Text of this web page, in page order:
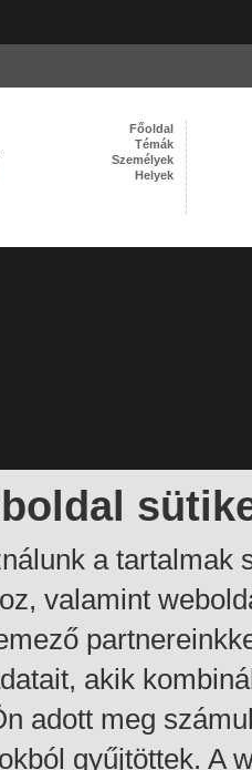
a tartalmak
valamint
akik
adott meg
gyűjtöttek. A
Főoldal
Témák
Személyek
Helyek